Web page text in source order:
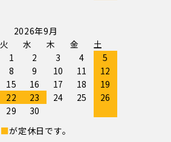
2026年9月
火 水 木 金
土
1
2 3 4
5
8 9 10 11
12
15 16 17 18
19
22 23 24 25
26
29
30
■が定休日です。